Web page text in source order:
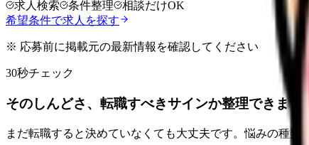
求人検索 条件整理
相談だけOK
希望条件で求人を探す
※ 応募前に掲載元の最新情報を確認してください
30秒チェック
そのしんどさ、転職すべきサインか整理できます
まだ転職すると決めていなくても大丈夫です。悩みの種類